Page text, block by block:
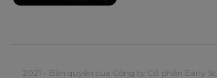
2021 - Bản quyền của Công ty Cổ phần Early